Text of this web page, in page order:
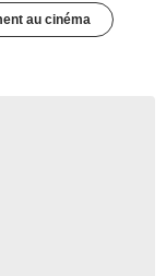
au cinéma